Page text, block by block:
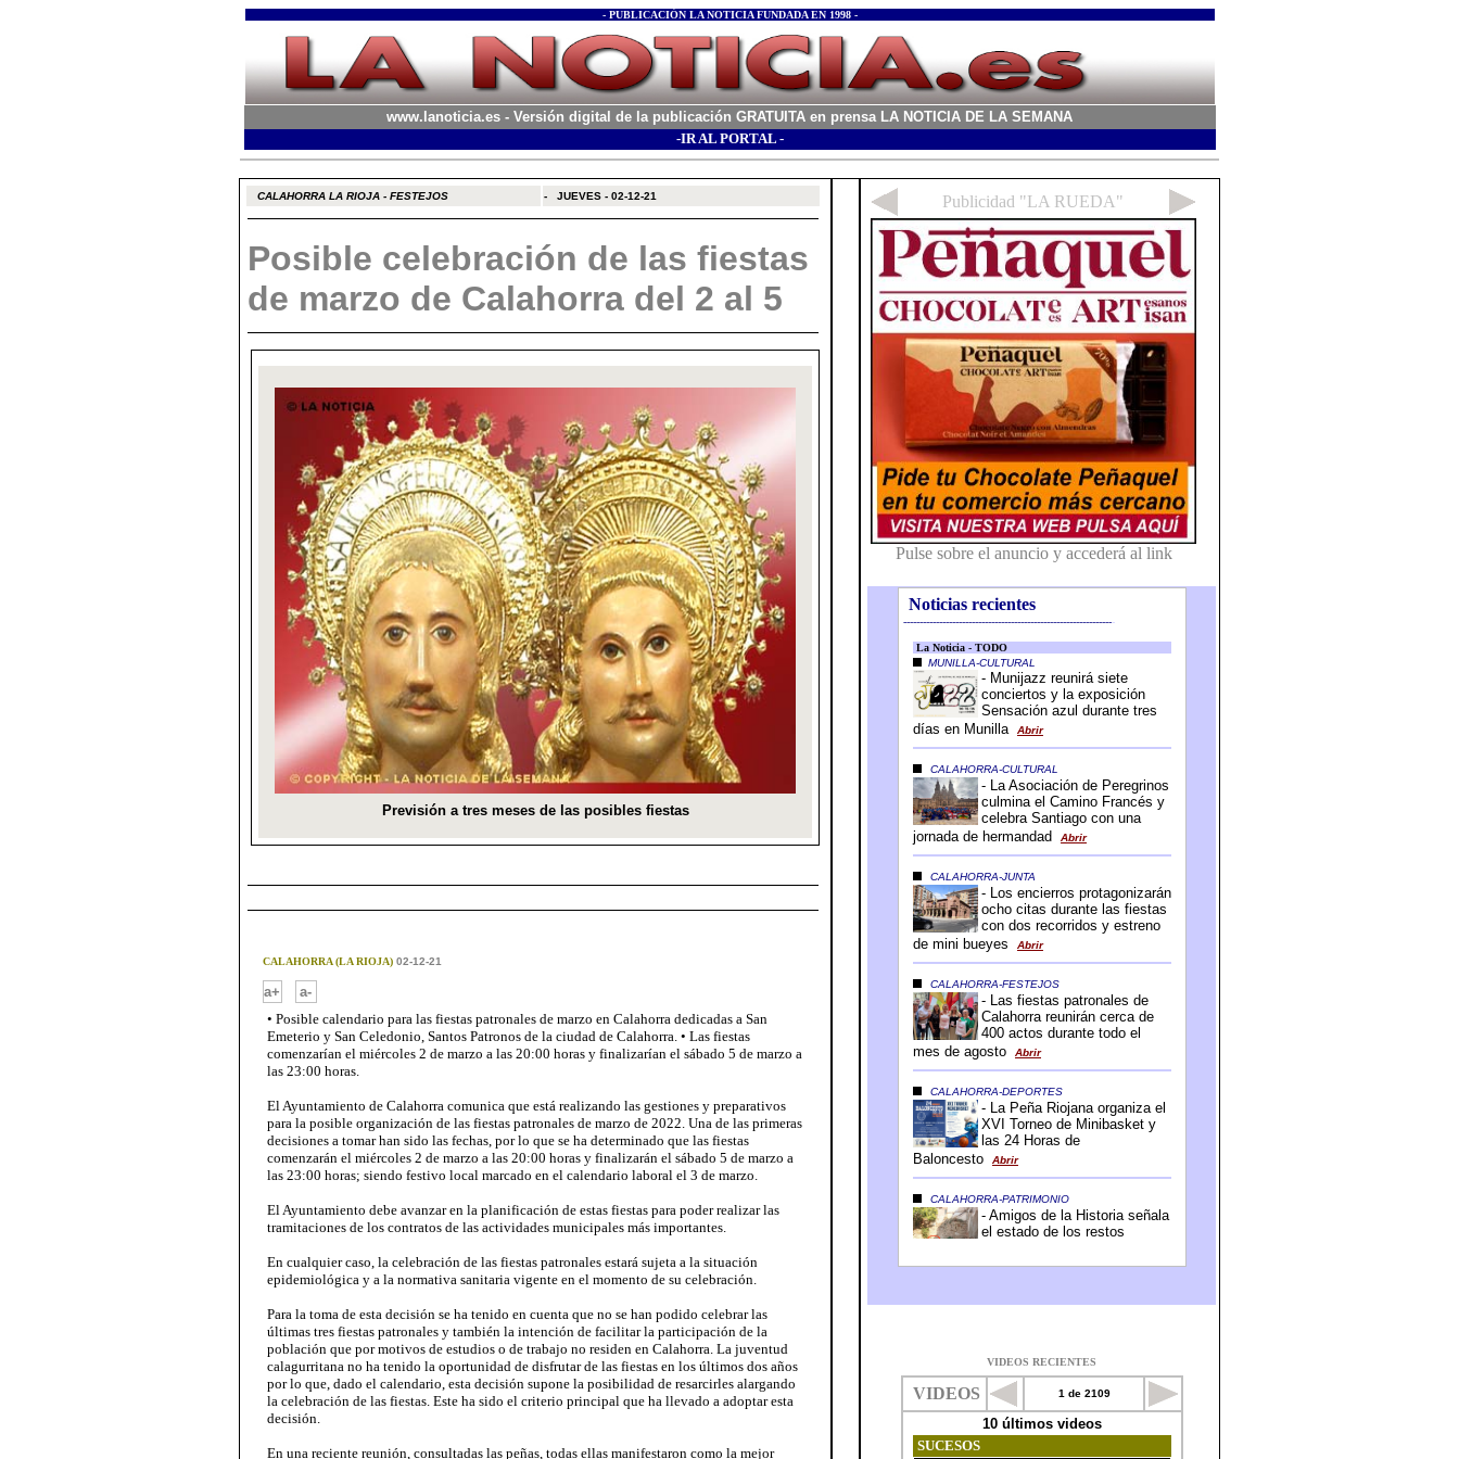
- PUBLICACIÓN LA NOTICIA FUNDADA EN 1998 -
www.lanoticia.es - Versión digital de la publicación GRATUITA en prensa LA NOTICIA DE LA SEMANA
-IR AL PORTAL -
CALAHORRA LA RIOJA - FESTEJOS - JUEVES - 02-12-21
Posible celebración de las fiestas
de marzo de Calahorra del 2 al 5
CALAHORRA (LA RIOJA)02-12-21
a+
a-
• Posible calendario para las fiestas patronales de marzo en Calahorra dedicadas a San
Emeterio y San Celedonio, Santos Patronos de la ciudad de Calahorra. • Las fiestas
comenzarían el miércoles 2 de marzo a las 20:00 horas y finalizarían el sábado 5 de marzo a
las 23:00 horas.
El Ayuntamiento de Calahorra comunica que está realizando las gestiones y preparativos
para la posible organización de las fiestas patronales de marzo de 2022. Una de las primeras
decisiones a tomar han sido las fechas, por lo que se ha determinado que las fiestas
comenzarán el miércoles 2 de marzo a las 20:00 horas y finalizarán el sábado 5 de marzo a
las 23:00 horas; siendo festivo local marcado en el calendario laboral el 3 de marzo.
El Ayuntamiento debe avanzar en la planificación de estas fiestas para poder realizar las
tramitaciones de los contratos de las actividades municipales más importantes.
En cualquier caso, la celebración de las fiestas patronales estará sujeta a la situación
epidemiológica y a la normativa sanitaria vigente en el momento de su celebración.
Para la toma de esta decisión se ha tenido en cuenta que no se han podido celebrar las
últimas tres fiestas patronales y también la intención de facilitar la participación de la
población que por motivos de estudios o de trabajo no residen en Calahorra. La juventud
calagurritana no ha tenido la oportunidad de disfrutar de las fiestas en los últimos dos años
por lo que, dado el calendario, esta decisión supone la posibilidad de resarcirles alargando
la celebración de las fiestas. Este ha sido el criterio principal que ha llevado a adoptar esta
decisión.
En una reciente reunión, consultadas las peñas, todas ellas manifestaron como la mejor
Noticias recientes
-----------------------------------------------------------------
VIDEOS RECIENTES